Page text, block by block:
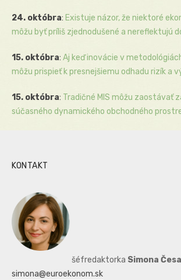
24. októbra: Existuje názor, že niektoré
môžu byť príliš zjednodušené a nereflektujú
15. októbra: Aj keď inovácie v
môžu prispieť k presnejšiemu odhadu rizík a
15. októbra: Tradičné MIS môžu zaostávať
súčasného dynamického obchodného
KONTAKT
šéfredaktorka Simona
simona@euroekonom.sk